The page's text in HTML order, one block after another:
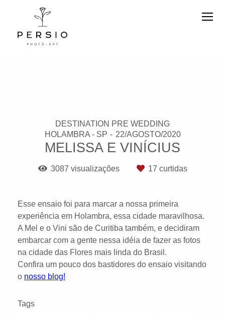
DESTINATION PRE WEDDING
HOLAMBRA - SP
22/AGOSTO/2020
MELISSA E VINÍCIUS
3087 visualizações 17 curtidas
Esse ensaio foi para marcar a nossa primeira
experiência em Holambra, essa cidade maravilhosa.
A Mel e o Vini são de Curitiba também, e decidiram
embarcar com a gente nessa idéia de fazer as fotos
na cidade das Flores mais linda do Brasil.
Confira um pouco dos bastidores do ensaio visitando
o nosso blog!
Tags